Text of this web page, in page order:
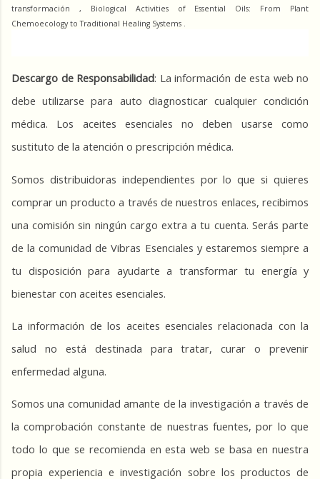
transformación , Biological Activities of Essential Oils: From Plant
Chemoecology to Traditional Healing Systems .
Descargo de Responsabilidad: La información de esta web no
debe utilizarse para auto diagnosticar cualquier condición
médica. Los aceites esenciales no deben usarse como
sustituto de la atención o prescripción médica.
Somos distribuidoras independientes por lo que si quieres
comprar un producto a través de nuestros enlaces, recibimos
una comisión sin ningún cargo extra a tu cuenta. Serás parte
de la comunidad de Vibras Esenciales y estaremos siempre a
tu disposición para ayudarte a transformar tu energía y
bienestar con aceites esenciales.
La información de los aceites esenciales relacionada con la
salud no está destinada para tratar, curar o prevenir
enfermedad alguna.
Somos una comunidad amante de la investigación a través de
la comprobación constante de nuestras fuentes, por lo que
todo lo que se recomienda en esta web se basa en nuestra
propia experiencia e investigación sobre los productos de